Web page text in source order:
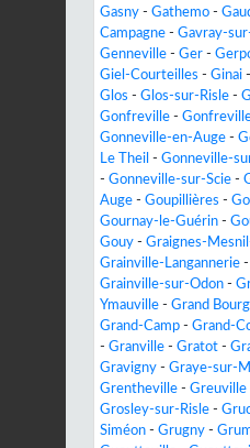
Gasny - Gathemo -
Campagne - Gavray-
Genneville - Ger -
Giel-Courteilles - Ginai -
Glos - Glos-sur-Risle -
Gonfreville -
Gonneville-en-Auge -
Le Theil - Gonneville-
- Gonneville-sur-Scie -
Auge - Goupillières -
Gournay-le-Guérin -
Gouy - Graignes-
Grainville-Langannerie -
Grainville-sur-Odon -
Ymauville - Grand
Grand-Camp - Grand-
- Granville - Gratot -
Gravigny - Graye-sur-
Grentheville - Greuville
Grosley-sur-Risle -
Siméon - Grugny -